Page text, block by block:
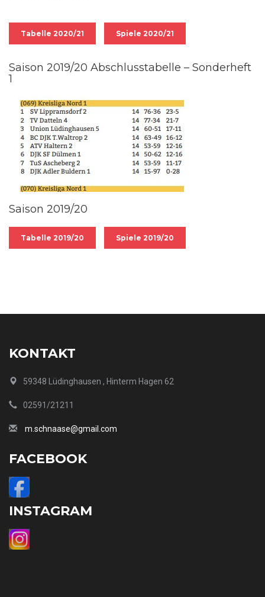
Tabelle 2020/21 Spiele 2020/21
Saison 2019/20 Abschlusstabelle – Sonderheft
1
Saison 2019/20
Tabelle 2019/20 Spiele 2019/20
KONTAKT
59348 Lüdinghausen , Hinterm Hagen 62
02591/21211
m.schnaase@gmail.com
FACEBOOK
INSTAGRAM